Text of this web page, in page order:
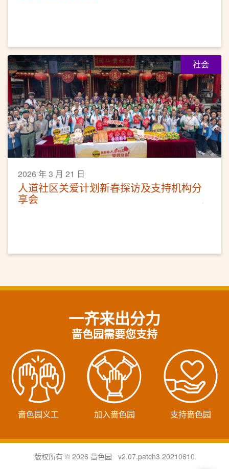
社会
2026 年 3 月 21 日
人道社区关爱计划新春探访及支持机构分
享会
一齐来出分力
啬色园需要您支持
啬色园义工 加入啬色园 支持啬色园
版权所有 © 2026 啬色园 v2.07.patch3.20210610